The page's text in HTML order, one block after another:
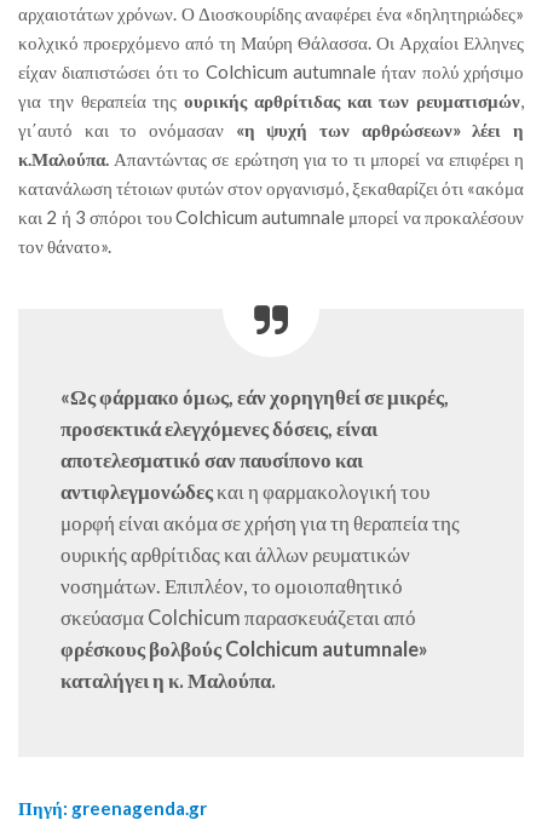
αρχαιοτάτων χρόνων. Ο Διοσκουρίδης αναφέρει ένα «δηλητηριώδες»
κολχικό προερχόμενο από τη Μαύρη Θάλασσα. Οι Αρχαίοι Ελληνες
είχαν διαπιστώσει ότι το Colchicum autumnale ήταν πολύ χρήσιμο
για την θεραπεία της ουρικής αρθρίτιδας και των ρευματισμών,
γι΄αυτό και το ονόμασαν «η ψυχή των αρθρώσεων» λέει η
κ.Μαλούπα. Απαντώντας σε ερώτηση για το τι μπορεί να επιφέρει η
κατανάλωση τέτοιων φυτών στον οργανισμό, ξεκαθαρίζει ότι «ακόμα
και 2 ή 3 σπόροι του Colchicum autumnale μπορεί να προκαλέσουν
τον θάνατο».
«Ως φάρμακο όμως, εάν χορηγηθεί σε μικρές,
προσεκτικά ελεγχόμενες δόσεις, είναι
αποτελεσματικό σαν παυσίπονο και
αντιφλεγμονώδεςκαι η φαρμακολογική του
μορφή είναι ακόμα σε χρήση για τη θεραπεία της
ουρικής αρθρίτιδας και άλλων ρευματικών
νοσημάτων. Επιπλέον, το ομοιοπαθητικό
σκεύασμα Colchicum παρασκευάζεται από
φρέσκους βολβούς Colchicum autumnale»
καταλήγει η κ. Μαλούπα.
Πηγή: greenagenda.gr